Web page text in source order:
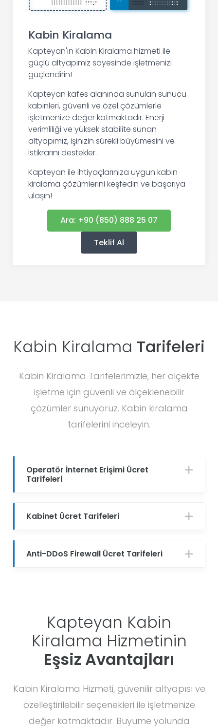
Kabin Kiralama
Kapteyan'ın Kabin Kiralama hizmeti ile
güçlü altyapımız sayesinde işletmenizi
güçlendirin!
Kapteyan kafes alanında sunulan sunucu
kabinleri, güvenli ve özel çözümlerle
işletmenize değer katmaktadır. Enerji
verimliliği ve yüksek stabilite sunan
altyapımız, işinizin sürekli büyümesini ve
istikrarını destekler.
Kapteyan ile ihtiyaçlarınıza uygun kabin
kiralama çözümlerini keşfedin ve başarıya
ulaşın!
Ara: +90 (850) 888 25 07
Teklif Al
Kabin Kiralama Tarifeleri
Kabin Kiralama Tarifelerimizle, her ölçekte
işletme için güvenli ve ölçeklenebilir
çözümler sunuyoruz. Kabin kiralama
tarifelerini inceleyin.
Operatör İnternet Erişimi Ücret
Tarifeleri
Kabinet Ücret Tarifeleri
Anti-DDoS Firewall Ücret Tarifeleri
Kapteyan Kabin
Kiralama Hizmetinin
Eşsiz Avantajları
Kabin Kiralama Hizmeti, güvenilir altyapısı ve
özelleştirilebilir seçenekleri ile işletmenize
değer katmaktadır. Büyüme yolunda